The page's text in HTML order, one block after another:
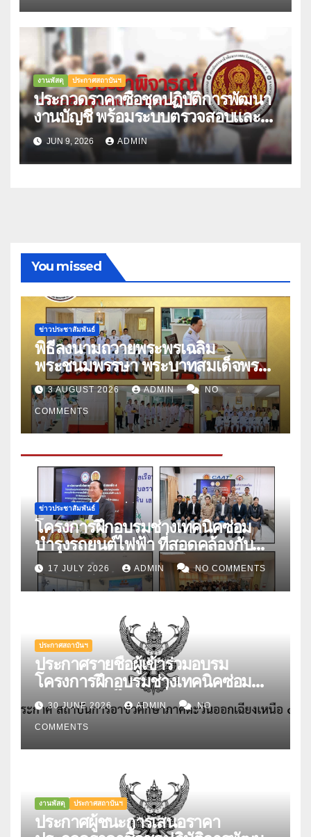
งานพัสดุ ประกาศสถาบันฯ
ประกวดราคาซื้อชุดปฏิบัติการพัฒนา
งานบัญชี พร้อมระบบตรวจสอบและ
แสดงภัยคุกคามต่อระบบงาน
(Business System)
JUN 9, 2026 ADMIN
You missed
ข่าวประชาสัมพันธ์
พิธีลงนามถวายพระพรเฉลิม
พระชนมพรรษา พระบาทสมเด็จพระ
ปรเมนทรรามาธิบดีศรีสินทรมหาวชิร
าลงกรณ์ พระวชิรเกล้าเจ้าอยู่หัว เพื่อ
แสดงถึงความจงรักภักดี ถวายพระพร
ชัยมงคลเทิดพระเกียรติคุณ และถวาย
สัตย์ปฏิญาณ เพื่อเป็นข้าราชการที่ดี
ในวันศุกร์ที่ ๒๔ กรกฎาคม ประจำปี
๒๕๖๙
3 AUGUST 2026 ADMIN NO
COMMENTS
ข่าวประชาสัมพันธ์
โครงการฝึกอบรมช่างเทคนิคซ่อม
บำรุงรถยนต์ไฟฟ้า ที่สอดคล้องกับ
มาตรฐานอาชีพและคุณวุฒิวิชาชีพ
สาขายานยนต์ไฟฟ้า อาชีพช่าง
เทคนิคซ่อมบำรุงรถยนต์ไฟฟ้า ระดับ
๓ (EV Maintenance
Technician Level ๓) รุ่นที่ ๑
17 JULY 2026 ADMIN NO COMMENTS
ประกาศสถาบันฯ
ประกาศรายชื่อผู้เข้าร่วมอบรม
โครงการฝึกอบรมช่างเทคนิคซ่อม
บำรุงรถยนต์ไฟฟ้า ที่สอดคล้องกับ
มาตรฐานอาชีพและคุณวุฒิวิชาชีพ
สาขายานยนต์ไฟฟ้า อาชีพช่าง
เทคนิคซ่อมบำรุงรถยนต์ไฟฟ้า ระดับ
Technician Level 3) รุ่นที่ 1
สถาบันการอาชีวศึกษาภาคตะวันออก
เฉียงเหนือ 4 ทะเบียนรับรองเลขที่
30 JUNE 2026 ADMIN NO
COMMENTS
งานพัสดุ ประกาศสถาบันฯ
ประกาศผู้ชนะการเสนอราคา